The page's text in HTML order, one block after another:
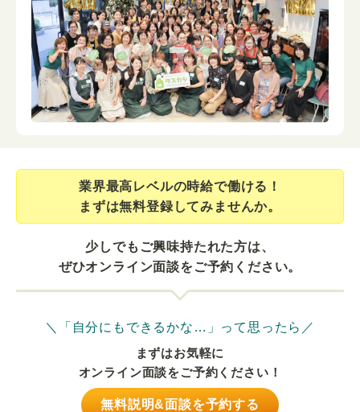
業界最⾼レベルの時給で働ける！
まずは無料登録してみませんか。
少しでもご興味持たれた方は、
ぜひオンライン面談をご予約ください。
＼「自分にもできるかな…」って思ったら／
まずはお気軽に
オンライン面談をご予約ください！
無料説明&面談を予約する